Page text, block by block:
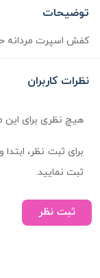
توضیحات
کفش اسپرت مردانه
نظرات کاربران
هیچ نظری برای
برای ثبت نظر،
ثبت نمایید.
ثبت نظر